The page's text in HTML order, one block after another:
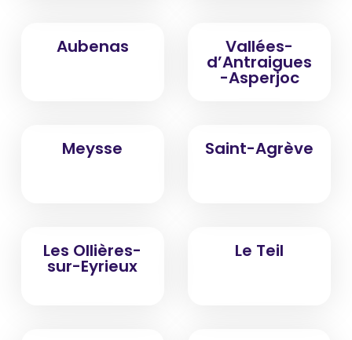
Aubenas Vallées-
d’Antraigues
-Asperjoc
Meysse Saint-Agrève
Les Ollières-
sur-Eyrieux
Le Teil